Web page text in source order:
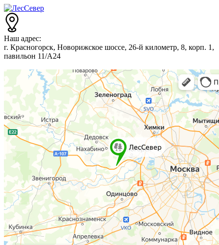
Наш адрес:
г. Красногорск, Новорижское шоссе, 26-й километр, 8, корп. 1,
павильон 11/А24